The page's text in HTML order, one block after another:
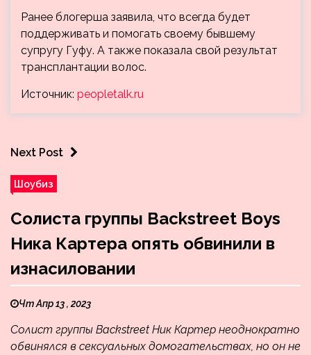
Ранее блогерша заявила, что всегда будет
поддерживать и помогать своему бывшему
супругу Гуфу. А также показала свой результат
трансплантации волос.
Источник: peopletalk.ru
Next Post
Шоубиз
Солиста группы Backstreet Boys
Ника Картера опять обвинили в
изнасиловании
Чт Апр 13 , 2023
Солист группы Backstreet Ник Картер неоднократно
обвинялся в сексуальных домогательствах, но он не